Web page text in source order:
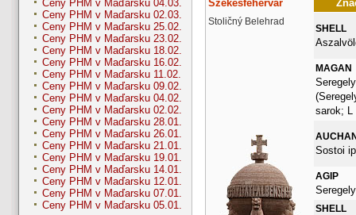
Ceny PHM v Maďarsku 04.03.
Ceny PHM v Maďarsku 02.03.
Ceny PHM v Maďarsku 25.02.
Ceny PHM v Maďarsku 23.02.
Ceny PHM v Maďarsku 18.02.
Ceny PHM v Maďarsku 16.02.
Ceny PHM v Maďarsku 11.02.
Ceny PHM v Maďarsku 09.02.
Ceny PHM v Maďarsku 04.02.
Ceny PHM v Maďarsku 02.02.
Ceny PHM v Maďarsku 28.01.
Ceny PHM v Maďarsku 26.01.
Ceny PHM v Maďarsku 21.01.
Ceny PHM v Maďarsku 19.01.
Ceny PHM v Maďarsku 14.01.
Ceny PHM v Maďarsku 12.01.
Ceny PHM v Maďarsku 07.01.
Ceny PHM v Maďarsku 05.01.
Székesfehérvár
Stoličný Belehrad
SHELL
MAGAN
sarok; L
Sostoi
AGIP
SHELL